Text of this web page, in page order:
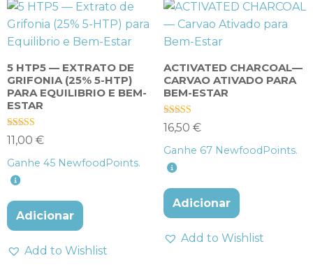
5 HTP5 — EXTRATO DE
GRIFONIA (25% 5-HTP)
PARA EQUILIBRIO E BEM-
ESTAR
Avaliação
5.00
11,00 €
Ganhe 45 NewfoodPoints.
Adicionar
Add to Wishlist
ACTIVATED CHARCOAL—
CARVAO ATIVADO PARA
BEM-ESTAR
Avaliação
4.00
16,50 €
Ganhe 67 NewfoodPoints.
Adicionar
Add to Wishlist